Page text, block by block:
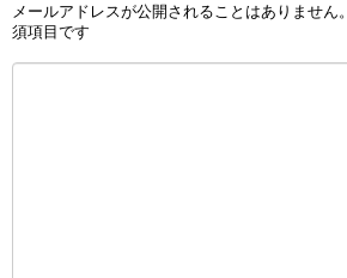
メールアドレスが公開されることはありません。
須項目です